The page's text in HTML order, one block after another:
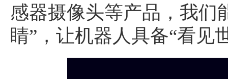
感器摄像头等产品，我们
睛”，让机器人具备“看见